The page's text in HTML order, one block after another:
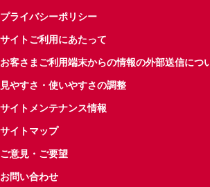
プライバシーポリシー
サイトご利用にあたって
お客さまご利用端末からの情報の外部送信につ
見やすさ・使いやすさの調整
サイトメンテナンス情報
サイトマップ
ご意見・ご要望
お問い合わせ